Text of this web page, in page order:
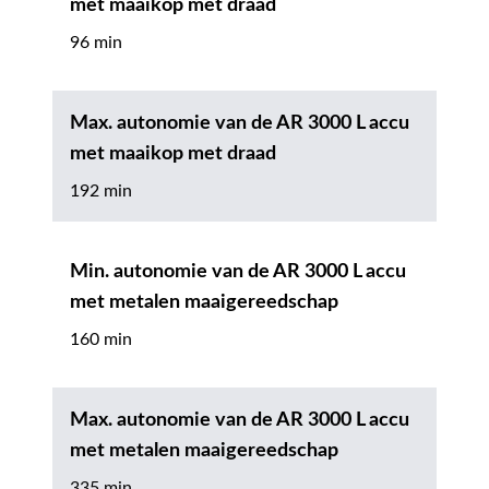
met maaikop met draad
96 min
Max. autonomie van de AR 3000 L accu
met maaikop met draad
192 min
Min. autonomie van de AR 3000 L accu
met metalen maaigereedschap
160 min
Max. autonomie van de AR 3000 L accu
met metalen maaigereedschap